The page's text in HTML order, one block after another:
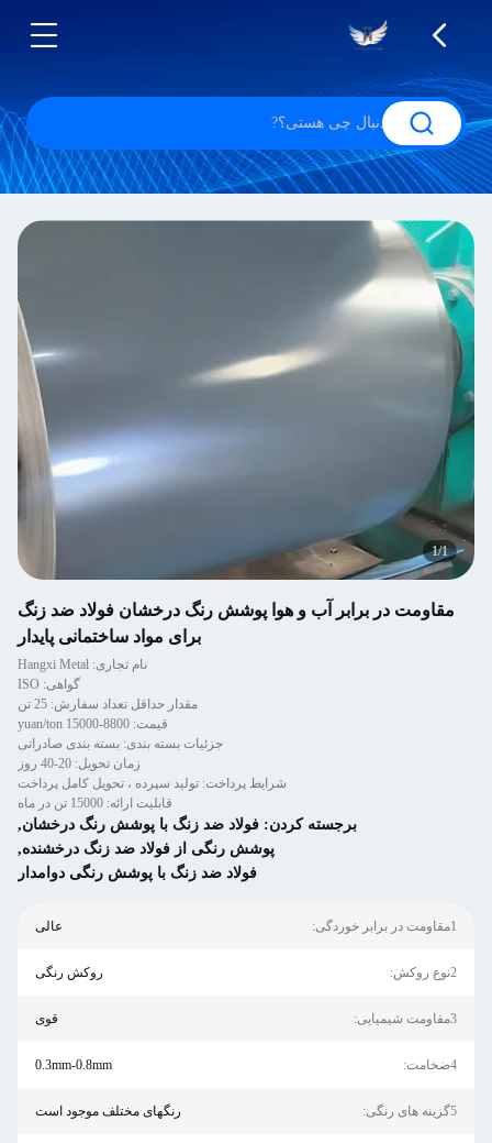
1/1
مقاومت در برابر آب و هوا پوشش رنگ درخشان فولاد ضد زنگ
برای مواد ساختمانی پایدار
نام تجاری: Hangxi Metal
گواهی: ISO
مقدار حداقل تعداد سفارش: 25 تن
قیمت: 8800-15000 yuan/ton
جزئیات بسته بندی: بسته بندی صادراتی
زمان تحویل: 20-40 روز
شرایط پرداخت: تولید سپرده ، تحویل کامل پرداخت
قابلیت ارائه: 15000 تن در ماه
برجسته کردن: فولاد ضد زنگ با پوشش رنگ درخشان,
پوشش رنگی از فولاد ضد زنگ درخشنده,
فولاد ضد زنگ با پوشش رنگی دوامدار
1مقاومت در برابر خوردگی: عالی
2نوع روکش: روکش رنگی
3مقاومت شیمیایی: قوی
4ضخامت: 0.3mm-0.8mm
5گزینه های رنگی: رنگهای مختلف موجود است